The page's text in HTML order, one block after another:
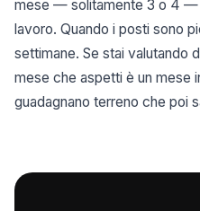
mese — solitamente 3 o 4 —
lavoro. Quando i posti sono
settimane. Se stai valutando
mese che aspetti è un mese
guadagnano terreno che poi